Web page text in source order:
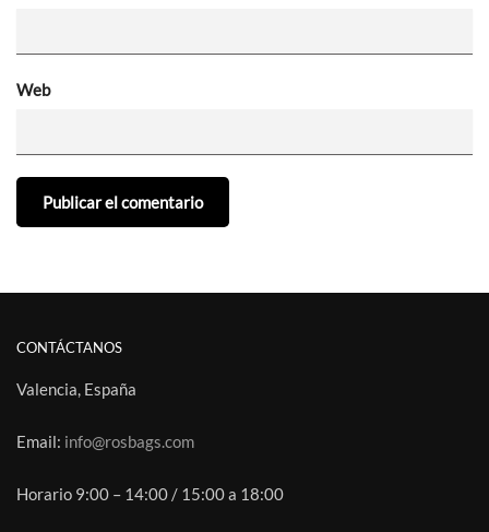
Web
CONTÁCTANOS
Valencia, España
Email: info@rosbags.com
Horario 9:00 – 14:00 / 15:00 a 18:00